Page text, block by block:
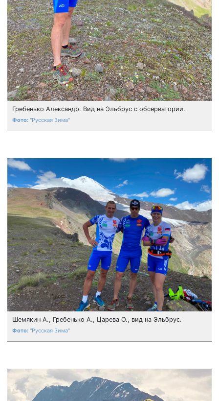
Гребенько Александр. Вид на Эльбрус с обсерватории.
"Русская Зима"
Шемякин А., Гребенько А., Царева О., вид на Эльбрус.
"Русская Зима"